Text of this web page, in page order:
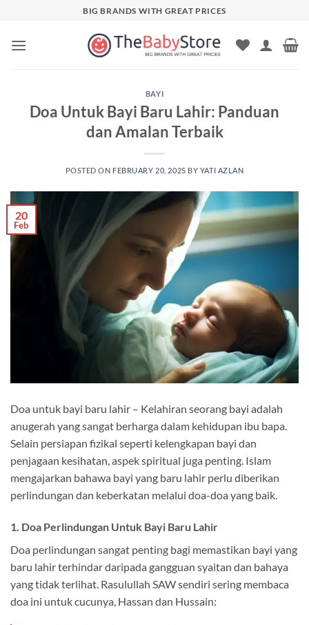
content
BIG BRANDS WITH GREAT PRICES
BAYI
Doa Untuk Bayi Baru Lahir: Panduan
dan Amalan Terbaik
POSTED ON FEBRUARY 20, 2025 BY YATI AZLAN
20
Feb
Doa untuk bayi baru lahir – Kelahiran seorang bayi adalah
anugerah yang sangat berharga dalam kehidupan ibu bapa.
Selain persiapan fizikal seperti kelengkapan bayi dan
penjagaan kesihatan, aspek spiritual juga penting. Islam
mengajarkan bahawa bayi yang baru lahir perlu diberikan
perlindungan dan keberkatan melalui doa-doa yang baik.
1. Doa Perlindungan Untuk Bayi Baru Lahir
Doa perlindungan sangat penting bagi memastikan bayi yang
baru lahir terhindar daripada gangguan syaitan dan bahaya
yang tidak terlihat. Rasulullah SAW sendiri sering membaca
doa ini untuk cucunya, Hassan dan Hussain: